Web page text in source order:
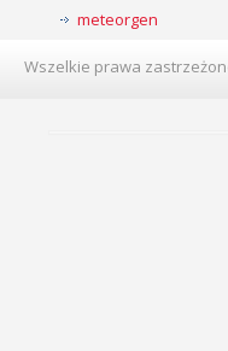
meteorgen
Wszelkie prawa